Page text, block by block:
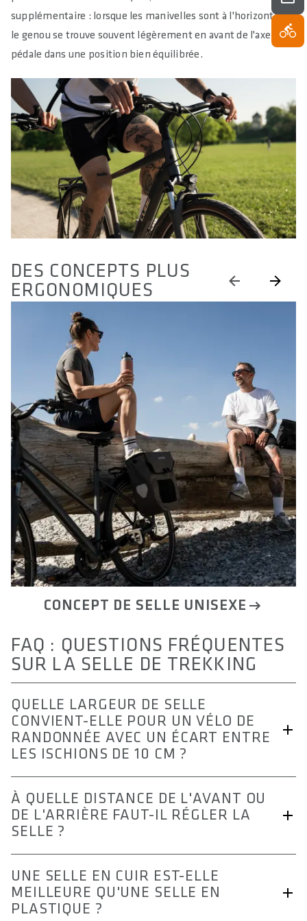
supplémentaire : lorsque les manivelles sont à l'horizontale,
le genou se trouve souvent légèrement en avant de l'axe de la
pédale dans une position bien équilibrée.
DES CONCEPTS PLUS
ERGONOMIQUES
CONCEPT DE SELLE UNISEXE
FAQ : QUESTIONS FRÉQUENTES
SUR LA SELLE DE TREKKING
QUELLE LARGEUR DE SELLE
CONVIENT-ELLE POUR UN VÉLO DE
RANDONNÉE AVEC UN ÉCART ENTRE
LES ISCHIONS DE 10 CM ?
Chez SQlab, la largeur de selle adaptée ne dépend pas
uniquement de l'écart mesuré entre les ischions, mais
toujours de la combinaison de cet écart et de l'utilisation
Pour une selle de randonnée, la règle est la suivante : il faut
ajouter 3 cm à l'écart mesuré entre les ischions.
À QUELLE DISTANCE DE L'AVANT OU
DE L'ARRIÈRE FAUT-IL RÉGLER LA
SELLE ?
et de ne modifier la position de la selle que par petits paliers.
L'objectif est d'obtenir un pédalage fluide, une assise stable
UNE SELLE EN CUIR EST-ELLE
MEILLEURE QU'UNE SELLE EN
PLASTIQUE ?